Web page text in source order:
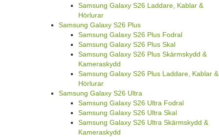
Samsung Galaxy S26 Laddare, Kablar &
Hörlurar
Samsung Galaxy S26 Plus
Samsung Galaxy S26 Plus Fodral
Samsung Galaxy S26 Plus Skal
Samsung Galaxy S26 Plus Skärmskydd &
Kameraskydd
Samsung Galaxy S26 Plus Laddare, Kablar &
Hörlurar
Samsung Galaxy S26 Ultra
Samsung Galaxy S26 Ultra Fodral
Samsung Galaxy S26 Ultra Skal
Samsung Galaxy S26 Ultra Skärmskydd &
Kameraskydd